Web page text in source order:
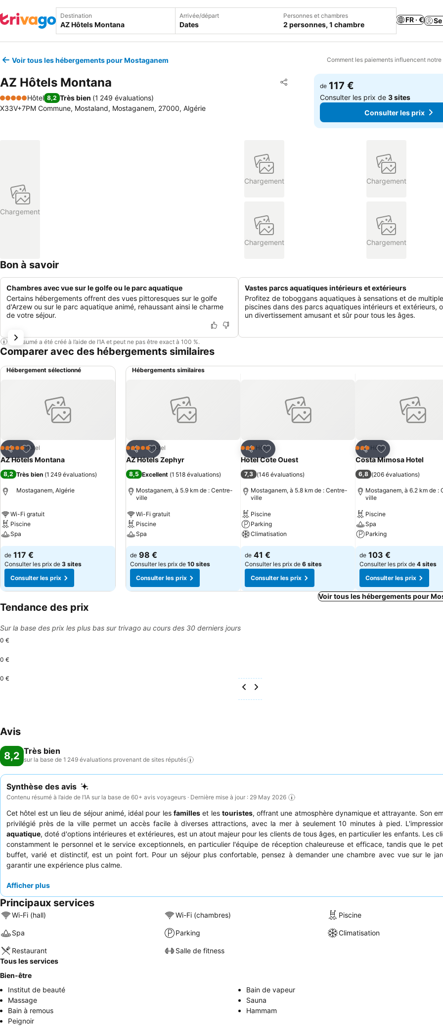
Destination Arrivée/départ
Dates
Personnes et chambres
2 personnes, 1 chambre
FR · €
Voir tous les hébergements pour Mostaganem Comment les paiements influencent
AZ Hôtels Montana Partager
Ajouter à mes favoris
5 Étoiles
Hôtel 8,2 Très bien (1 249 évaluations)
X33V+7PM Commune, Mostaland, Mostaganem, 27000, Algérie
de 117 €
Consulter les prix de3 sites
Consulter les prix
Chargement
Chargement Chargement
Chargement Chargement
Bon à savoir
Chambres avec vue sur le golfe ou le parc aquatique
Certains hébergements offrent des vues pittoresques sur le golfe
d'Arzew ou sur le parc aquatique animé, rehaussant ainsi le charme
de votre séjour.
Vastes parcs aquatiques intérieurs et extérieurs
Profitez de toboggans aquatiques à sensations et de
piscines dans des parcs aquatiques intérieurs et extérieurs,
un divertissement amusant et sûr pour tous les âges.
Ce résumé a été créé à l’aide de l’IA et peut ne pas être exact à 100 %.
Comparer avec des hébergements similaires
Hébergement sélectionné
Partager
Ajouter à mes favoris
5 Étoiles Hôtel
AZ Hôtels Montana
8,2 Très bien (1 249 évaluations)
Mostaganem, Algérie
Wi-Fi gratuit
Piscine
Spa
de 117 €
Consulter les prix de 3 sites
Consulter les prix
Hébergements similaires
Partager
Ajouter à mes favoris
5 Étoiles Hôtel
AZ Hôtels Zephyr
8,5 Excellent (1 518 évaluations)
Mostaganem, à 5.9 km de : Centre-
ville
Wi-Fi gratuit
Piscine
Spa
de 98 €
Consulter les prix de 10 sites
Consulter les prix
Partager
Ajouter à mes favoris
3 ÉtoilesHôtel
Hotel Cote Ouest
7,3 (146 évaluations)
Mostaganem, à 5.8 km de : Centre-
ville
Piscine
Parking
Climatisation
de 41 €
Consulter les prix de 6 sites
Consulter les prix
Partager
Ajouter à mes
3 ÉtoilesHôtel
Costa Mimosa Hotel
6,8 (206 évaluations)
Mostaganem, à 6.2 km de :
ville
Piscine
Spa
Parking
de 103 €
Consulter les prix de 4 sites
Consulter les prix
Voir tous les hébergements pour
Tendance des prix
Sur la base des prix les plus bas sur trivago au cours des 30 derniers jours
0 €
0 €
0 €
Avis
8,2 Très bien
sur la base de 1 249 évaluations provenant de sites réputés
Synthèse des avis
Contenu résumé à l’aide de l’IA sur la base de 60+ avis voyageurs · Dernière mise à jour : 29 May 2026
Cet hôtel est un lieu de séjour animé, idéal pour les familles et les touristes, offrant une atmosphère dynamique et attrayante. Son
privilégié près de la ville permet un accès facile à diverses attractions, avec la mer à seulement 10 minutes à pied.
aquatique, doté d'options intérieures et extérieures, est un atout majeur pour les clients de tous âges, en particulier les enfants. Les
constamment le personnel et le service exceptionnels, en particulier l'équipe de réception chaleureuse et efficace, tandis que le
buffet, varié et distinctif, est un point fort. Pour un séjour plus confortable, pensez à demander une chambre avec vue sur le
garantir une expérience plus calme.
Afficher plus
Principaux services
Wi-Fi (hall) Wi-Fi (chambres) Piscine
Spa Parking Climatisation
Restaurant
Salle de fitness
Tous les services
Bien-être
Institut de beauté
Bain de vapeur
Massage
Sauna
Bain à remous
Hammam
Peignoir